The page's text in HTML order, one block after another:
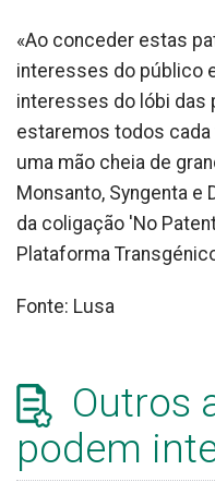
«Ao conceder estas
interesses do público
interesses do lóbi das
estaremos todos
uma mão cheia de
Monsanto, Syngenta e
da coligação 'No
Plataforma
Fonte: Lusa
Outros
podem